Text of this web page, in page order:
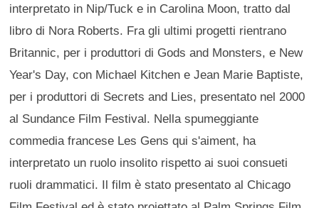
interpretato in Nip/Tuck e in Carolina Moon, tratto dal
libro di Nora Roberts. Fra gli ultimi progetti rientrano
Britannic, per i produttori di Gods and Monsters, e New
Year's Day, con Michael Kitchen e Jean Marie Baptiste,
per i produttori di Secrets and Lies, presentato nel 2000
al Sundance Film Festival. Nella spumeggiante
commedia francese Les Gens qui s'aiment, ha
interpretato un ruolo insolito rispetto ai suoi consueti
ruoli drammatici. Il film è stato presentato al Chicago